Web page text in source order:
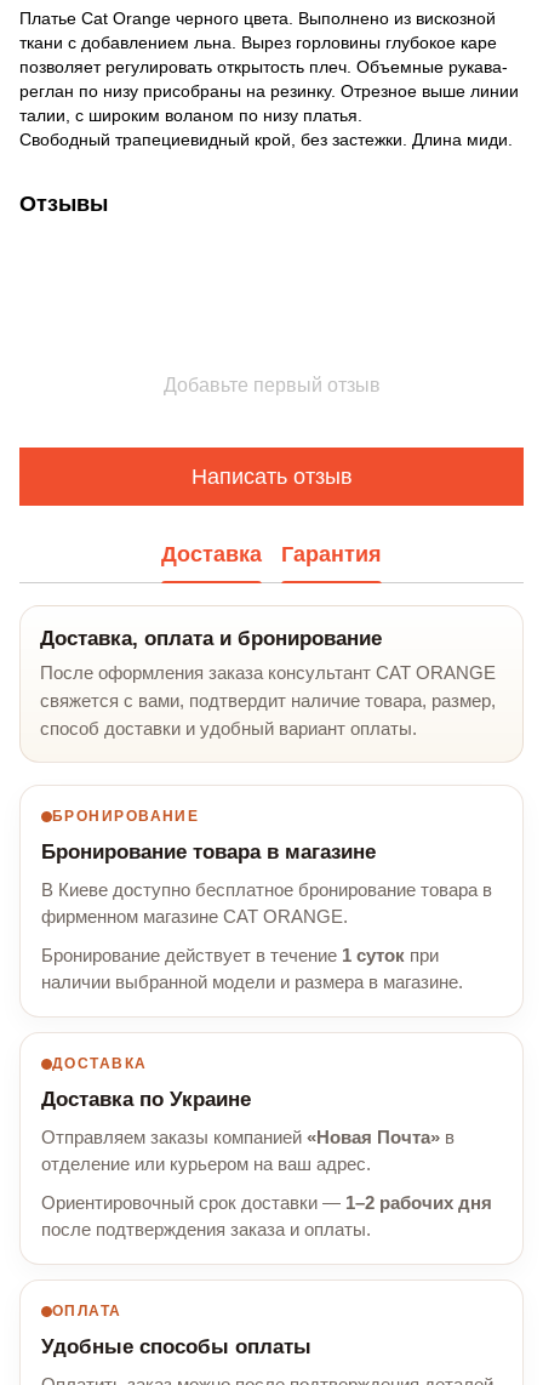
Платье Cat Orange черного цвета. Выполнено из вискозной
ткани с добавлением льна. Вырез горловины глубокое каре
позволяет регулировать открытость плеч. Объемные рукава-
реглан по низу присобраны на резинку. Отрезное выше линии
талии, с широким воланом по низу платья.
Свободный трапециевидный крой, без застежки. Длина миди.
Отзывы
Добавьте первый отзыв
Написать отзыв
Доставка Гарантия
Доставка, оплата и бронирование
После оформления заказа консультант CAT ORANGE
свяжется с вами, подтвердит наличие товара, размер,
способ доставки и удобный вариант оплаты.
БРОНИРОВАНИЕ
Бронирование товара в магазине
В Киеве доступно бесплатное бронирование товара в
фирменном магазине CAT ORANGE.
Бронирование действует в течение 1 суток при
наличии выбранной модели и размера в магазине.
ДОСТАВКА
Доставка по Украине
Отправляем заказы компанией «Новая Почта» в
отделение или курьером на ваш адрес.
Ориентировочный срок доставки — 1–2 рабочих дня
после подтверждения заказа и оплаты.
ОПЛАТА
Удобные способы оплаты